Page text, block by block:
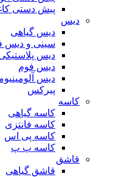
پیش دستی
دیس
دیس گیاهی
سینی و دیس
دیس
دیس فوم
دیس
پیرکس
کاسه
کاسه گیاهی
کاسه فانتزی
کاسه پی اس
کاسه پ پ
قاشق
قاشق گیاهی